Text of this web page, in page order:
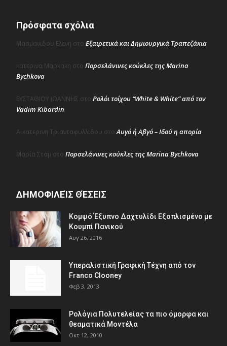
Πρόσφατα σχόλια
Μασμανιδου Ελενη στο Εξαιρετικά και Δημιουργικά Τραπεζάκια
κατερινα Μαρκακη στο Πορσελάνινες κούκλες της Marina
Bychkova
ΕΥΣΤΑΘΙΟΥ ΙΩΑΝΝΗΣ στο Ρολόι τοίχου “White & White” από τον
Vadim Kibardin
Αικατερινη Τριανταφυλλιδου στοΑυγό ή Αβγό – Ιδού η απορία
Μαρία Σταμ στο Πορσελάνινες κούκλες της Marina Bychkova
ΔΗΜΟΦΙΛΕΊΣ ΘΈΣΕΙΣ
Κομψό Έξυπνο Δαχτυλίδι Εξοπλισμένο με
Κουμπί Πανικού
Αυγ 26, 2016
Υπεραλιστική Γραφική Τέχνη από τον
Franco Clooney
Φεβ 3, 2013
Ρολόγια Πολυτελείας τα πιο όμορφα και
θεαματικά Μοντέλα
Οκτ 12, 2010